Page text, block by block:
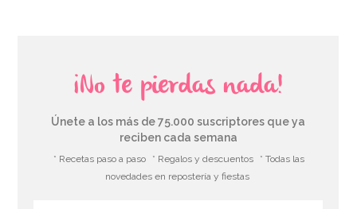
¡No te pierdas nada!
Únete a los más de 75.000 suscriptores que ya
reciben cada semana
* Recetas paso a paso * Regalos y descuentos
* Todas las
novedades en repostería y fiestas